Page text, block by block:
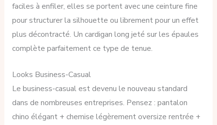
faciles à enfiler, elles se portent avec une ceinture fine
pour structurer la silhouette ou librement pour un effet
plus décontracté. Un cardigan long jeté sur les épaules
complète parfaitement ce type de tenue.
Looks Business-Casual
Le business-casual est devenu le nouveau standard
dans de nombreuses entreprises. Pensez : pantalon
chino élégant + chemise légèrement oversize rentrée +